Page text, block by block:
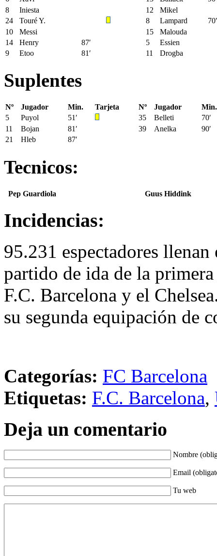
8
Iniesta 12
Mikel
24
Touré Y. 8 Lampard
70′
10
Messi 15
Malouda
14
Henry 87′ 5
Essien
9
Etoo 81′ 11 Drogba
Suplentes
Nº Jugador Min. Tarjeta Nº Jugador
Min.
5
Puyol 51′ 35 Belleti
70′
11
Bojan 81′ 39 Anelka
90′
21
Hleb 87′
Tecnicos:
Pep Guardiola Guus Hiddink
Incidencias:
95.231 espectadores
partido de ida de la
F.C. Barcelona y el
su segunda equipación de
Categorías: FC Barcelona
Etiquetas: F.C. Barcelona,
Deja un comentario
Nombre
Email
Tu web